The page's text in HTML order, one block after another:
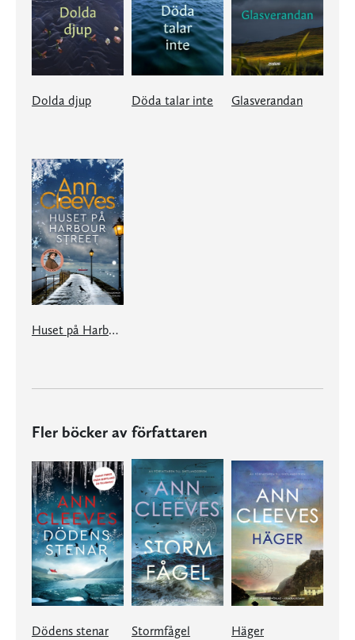
Dolda djup Döda talar inte Glasverandan
Huset på Harbour Street
Fler böcker av författaren
Dödens stenar Stormfågel Häger